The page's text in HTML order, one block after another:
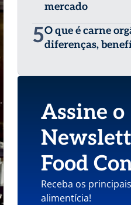
mercado
5O que é carne
diferenças,
Assine o
Food
Receba os
alimentícia!